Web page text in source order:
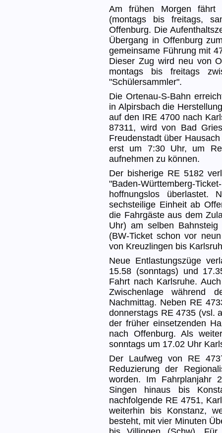
Am frühen Morgen
(montags bis freitags,
Offenburg. Die
Übergang in Offenburg
gemeinsame Führung mit
Dieser Zug wird neu von
montags bis freitags
"Schülersammler".
Die Ortenau-S-Bahn
in Alpirsbach die
auf den IRE 4700 nach
87311, wird von Bad
Freudenstadt über
erst um 7:30 Uhr, um
aufnehmen zu können.
Der bisherige RE 5182
"Baden-Württemberg-
hoffnungslos überlastet.
sechsteilige Einheit ab
die Fahrgäste aus dem
Uhr) am selben
(BW-Ticket schon vor
von Kreuzlingen bis
Neue Entlastungszüge
15.58 (sonntags) und
Fahrt nach Karlsruhe.
Zwischenlage während
Nachmittag. Neben RE
donnerstags RE 4735 (vsl.
der früher einsetzenden
nach Offenburg. Als
sonntags um 17.02 Uhr
Der Laufweg von RE
Reduzierung der
worden. Im Fahrplanjahr
Singen hinaus bis
nachfolgende RE 4751,
weiterhin bis Konstanz,
besteht, mit vier Minuten